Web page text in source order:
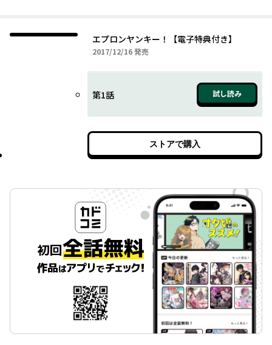
エプロンヤンキー！【電子特典付き】
2017/12/162017年12月16日
発売
第1話 試し読み
ストアで購入